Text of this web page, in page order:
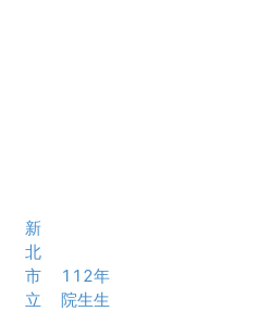
新
北
市
立
112年
院生生